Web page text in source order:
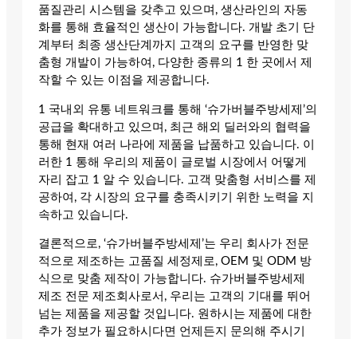
품질관리 시스템을 갖추고 있으며, 생산라인의 자동
화를 통해 효율적인 생산이 가능합니다. 개발 초기 단
계부터 최종 생산단계까지 고객의 요구를 반영한 맞
춤형 개발이 가능하여, 다양한 종류의 1 한 곳에서 제
작할 수 있는 이점을 제공합니다.
1 국내외 유통 네트워크를 통해 ‘슈가버블주방세제’의
공급을 확대하고 있으며, 최근 해외 딜러와의 협력을
통해 현재 여러 나라에 제품을 납품하고 있습니다. 이
러한 1 통해 우리의 제품이 글로벌 시장에서 어떻게
자리 잡고 1 알 수 있습니다. 고객 맞춤형 서비스를 제
공하여, 각 시장의 요구를 충족시키기 위한 노력을 지
속하고 있습니다.
결론적으로, ‘슈가버블주방세제’는 우리 회사가 전문
적으로 제조하는 고품질 세정제로, OEM 및 ODM 방
식으로 맞춤 제작이 가능합니다. 슈가버블주방세제
제조 전문 제조회사로서, 우리는 고객의 기대를 뛰어
넘는 제품을 제공할 것입니다. 원하시는 제품에 대한
추가 정보가 필요하시다면 언제든지 문의해 주시기